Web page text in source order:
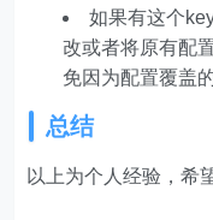
如果有这个
改或者将原有配
免因为配置覆盖
总结
以上为个人经验，希